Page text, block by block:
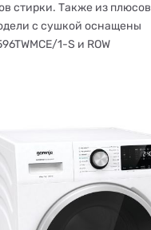
стирки. Также из плюсов
с сушкой оснащены
1-S и ROW